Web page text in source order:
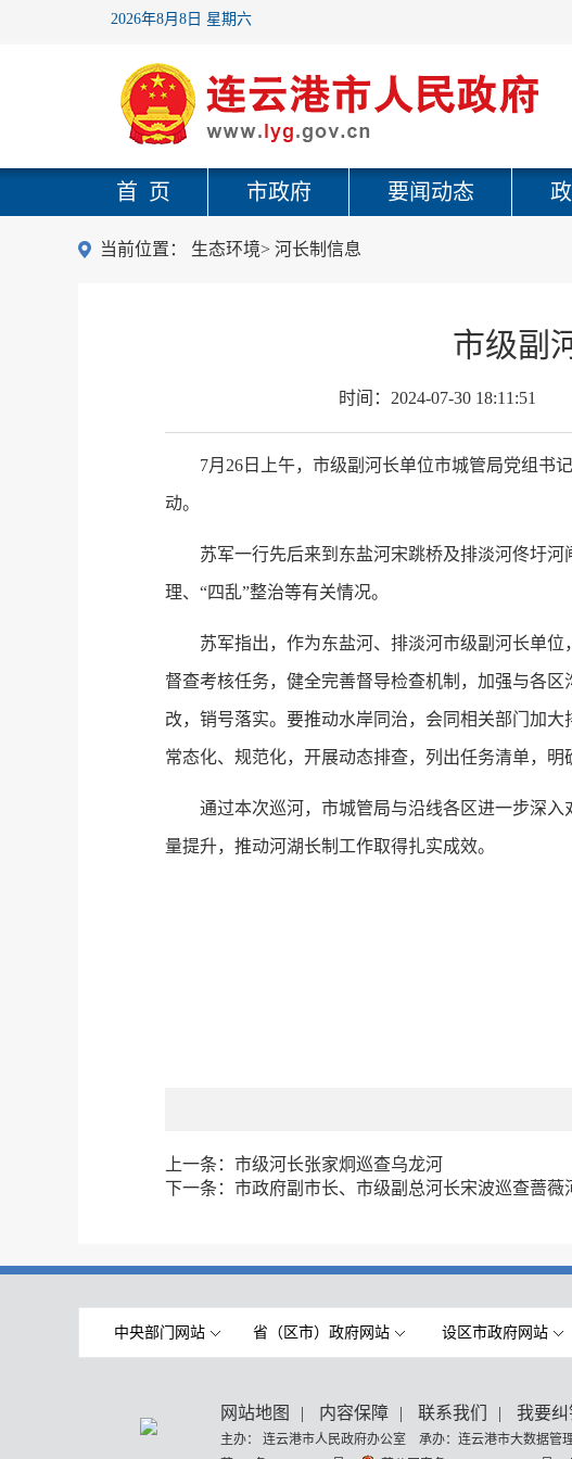
2026年8月8日 星期六
首 页 市政府 要闻动态
当前位置： 生态环境> 河长制信息
市级副
时间： 2024-07-30 18:11:51
7月26日上午，市级副河长单位市城管局党组书
动。
苏军一行先后来到东盐河宋跳桥及排淡河佟圩
理、“四乱”整治等有关情况。
苏军指出，作为东盐河、排淡河市级副河长单
督查考核任务，健全完善督导检查机制，加强与各
改，销号落实。要推动水岸同治，会同相关部门加
常态化、规范化，开展动态排查，列出任务清单，
通过本次巡河，市城管局与沿线各区进一步深
量提升，推动河湖长制工作取得扎实成效。
上一条： 市级河长张家炯巡查乌龙河
下一条： 市政府副市长、市级副总河长宋波巡查蔷薇
中央部门网站 省（区市）政府网站 设区市政府网站
网站地图 | 内容保障 | 联系我们 | 我要纠
主办： 连云港市人民政府办公室 承办：连云港市大数据